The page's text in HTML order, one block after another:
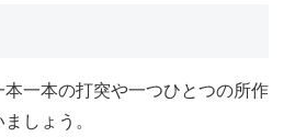
一本の打突や一つひとつの所作
しょう。